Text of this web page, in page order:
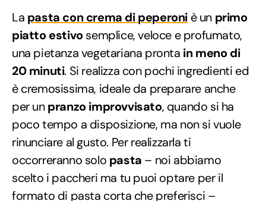
La pasta con crema di peperoni è un primo
piatto estivosemplice, veloce e profumato,
una pietanza vegetariana pronta in meno di
20 minuti. Si realizza con pochi ingredienti ed
è cremosissima, ideale da preparare anche
per unpranzo improvvisato, quando si ha
poco tempo a disposizione, ma non si vuole
rinunciare al gusto. Per realizzarla ti
occorreranno solo pasta – noi abbiamo
scelto i paccheri ma tu puoi optare per il
formato di pasta corta che preferisci –